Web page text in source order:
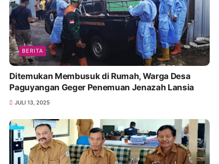
BERITA
Ditemukan Membusuk di Rumah, Warga Desa
Paguyangan Geger Penemuan Jenazah Lansia
JULI 13, 2025